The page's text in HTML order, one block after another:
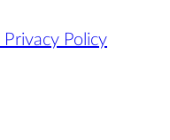
Privacy Policy